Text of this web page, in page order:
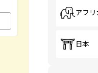
アフリ
日本